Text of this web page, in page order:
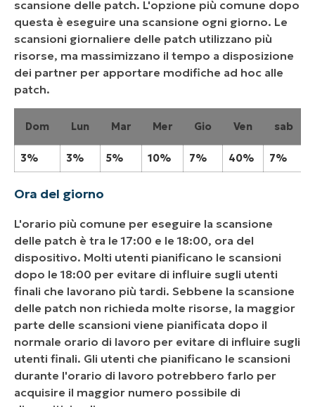
scansione delle patch. L'opzione più comune dopo
questa è eseguire una scansione ogni giorno. Le
scansioni giornaliere delle patch utilizzano più
risorse, ma massimizzano il tempo a disposizione
dei partner per apportare modifiche ad hoc alle
patch.
Dom Lun Mar Mer Gio Ven sab
3% 3% 5% 10% 7% 40% 7%
Ora del giorno
L'orario più comune per eseguire la scansione
delle patch è tra le 17:00 e le 18:00, ora del
dispositivo. Molti utenti pianificano le scansioni
dopo le 18:00 per evitare di influire sugli utenti
finali che lavorano più tardi. Sebbene la scansione
delle patch non richieda molte risorse, la maggior
parte delle scansioni viene pianificata dopo il
normale orario di lavoro per evitare di influire sugli
utenti finali. Gli utenti che pianificano le scansioni
durante l'orario di lavoro potrebbero farlo per
acquisire il maggior numero possibile di